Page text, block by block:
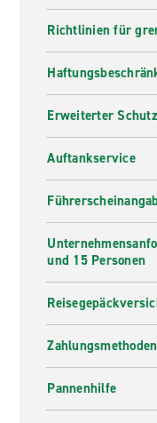
Richtlinien für
Erweiterter Schutz
Auftankservice
und 15 Personen
Zahlungsmethoden
Pannenhilfe